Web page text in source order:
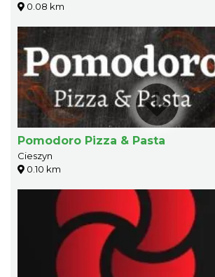
0.08 km
Pomodoro Pizza & Pasta
Cieszyn
0.10 km